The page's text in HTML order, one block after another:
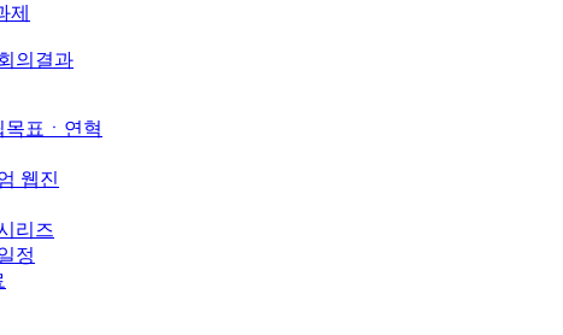
제
의결과
목표ㆍ연혁
웹진
리즈
정